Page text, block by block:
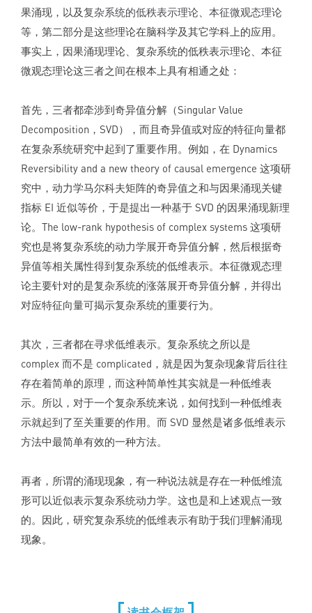
果涌现，以及复杂系统的低秩表示理论
本征微观态理论
等，第二部分是这些理论在脑科学及其它学科上的应用。
事实上，因果涌现理论、复杂系统的低秩表示理论、本征
微观态理论这三者之间在根本上具有相通之处：
首先，三者都牵涉到奇异值分解（Singular Value
Decomposition，SVD），而且奇异值或对应的特征向量都
在复杂系统研究中起到了重要作用。例如，在 Dynamics
Reversibility and a new theory of causal emergence 这项研
究中，动力学马尔科夫矩阵的奇异值之和与因果涌现关键
指标 EI 近似等价，于是提出一种基于 SVD 的因果涌现新理
论。The low-rank hypothesis of complex systems 这项研
究也是将复杂系统的动力学展开奇异值分解，然后根据奇
异值等相关属性得到复杂系统的低维表示。本征微观态理
论主要针对的是复杂系统的涨落展开奇异值分解，并得出
对应特征向量可揭示复杂系统的重要行为。
其次，三者都在寻求低维表示。复杂系统之所以是
complex 而不是 complicated，就是因为复杂现象背后往往
存在着简单的原理，而这种简单性其实就是一种低维表
示。所以，对于一个复杂系统来说，如何找到一种低维表
示就起到了至关重要的作用。而 SVD 显然是诸多低维表示
方法中最简单有效的一种方法。
再者，所谓的涌现现象，有一种说法就是存在一种低维流
形可以近似表示复杂系统动力学。这也是和上述观点一致
的。因此，研究复杂系统的低维表示有助于我们理解涌现
现象。